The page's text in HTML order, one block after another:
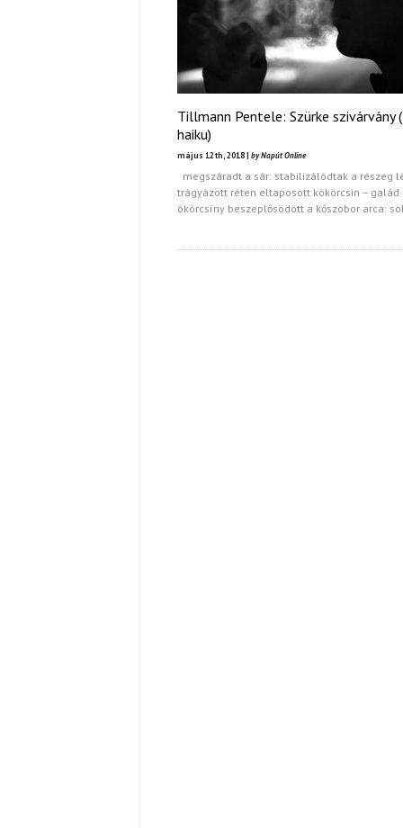
Tillmann Pentele: Szürke szivárvány
haiku)
május 12th, 2018 | by Napút Online
megszáradt a sár: stabilizálódtak a részeg
trágyázott réten eltaposott kökörcsin – galád
ökörcsíny beszeplősödött a kőszobor arca: